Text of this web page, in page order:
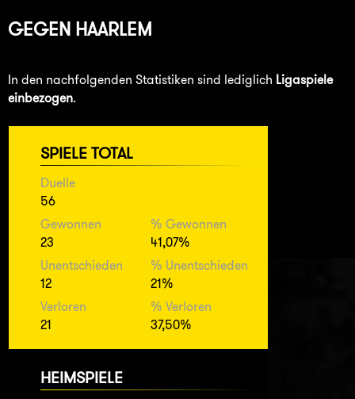
GEGEN HAARLEM
In den nachfolgenden Statistiken sind lediglich Ligaspiele
einbezogen.
SPIELE TOTAL
Duelle
56
Gewonnen
23
% Gewonnen
41,07%
Unentschieden
12
% Unentschieden
21%
Verloren
21
% Verloren
37,50%
HEIMSPIELE